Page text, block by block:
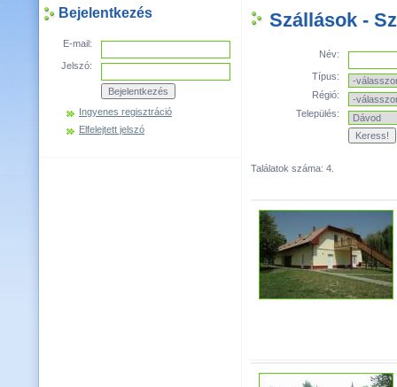
Bejelentkezés
E-mail:
Jelszó:
Ingyenes regisztráció
Elfelejtett jelszó
Szállások -
Név:
Típus:
Régió:
Település:
Találatok száma: 4.